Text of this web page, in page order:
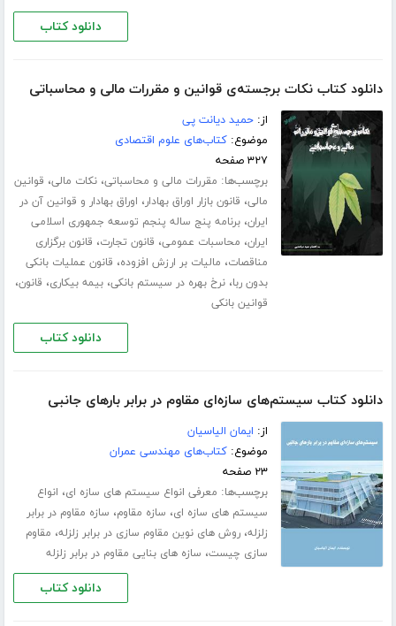
دانلود کتاب
دانلود کتاب نکات برجسته‌ی قوانین و مقررات مالی و محاسباتی
از:حمید دیانت پی
موضوع:کتاب‌های علوم اقتصادی
۳۲۷ صفحه
برچسب‌ها: مقررات مالی و محاسباتی،نکات مالی، قوانین
مالی، قانون بازار اوراق بهادار، اوراق بهادار و قوانین آن در
ایران،برنامه پنج ساله پنجم توسعه جمهوری اسلامی
ایران، محاسبات عمومی، قانون تجارت، قانون برگزاری
مناقصات، مالیات بر ارزش افزوده، قانون عملیات بانکی
بدون ربا،نرخ بهره در سیستم بانکی،بیمه بیکاری، قانون،
قوانین بانکی
دانلود کتاب
دانلود کتاب سیستم‌های سازه‌ای مقاوم در برابر بارهای جانبی
از: ایمان الیاسیان
موضوع:کتاب‌های مهندسی عمران
۲۳ صفحه
برچسب‌ها: معرفی انواع سیستم های سازه ای، انواع
سیستم های سازه ای، سازه مقاوم، سازه مقاوم در برابر
زلزله،روش های نوین مقاوم سازی در برابر زلزله، مقاوم
سازی چیست، سازه های بنایی مقاوم در برابر زلزله
دانلود کتاب